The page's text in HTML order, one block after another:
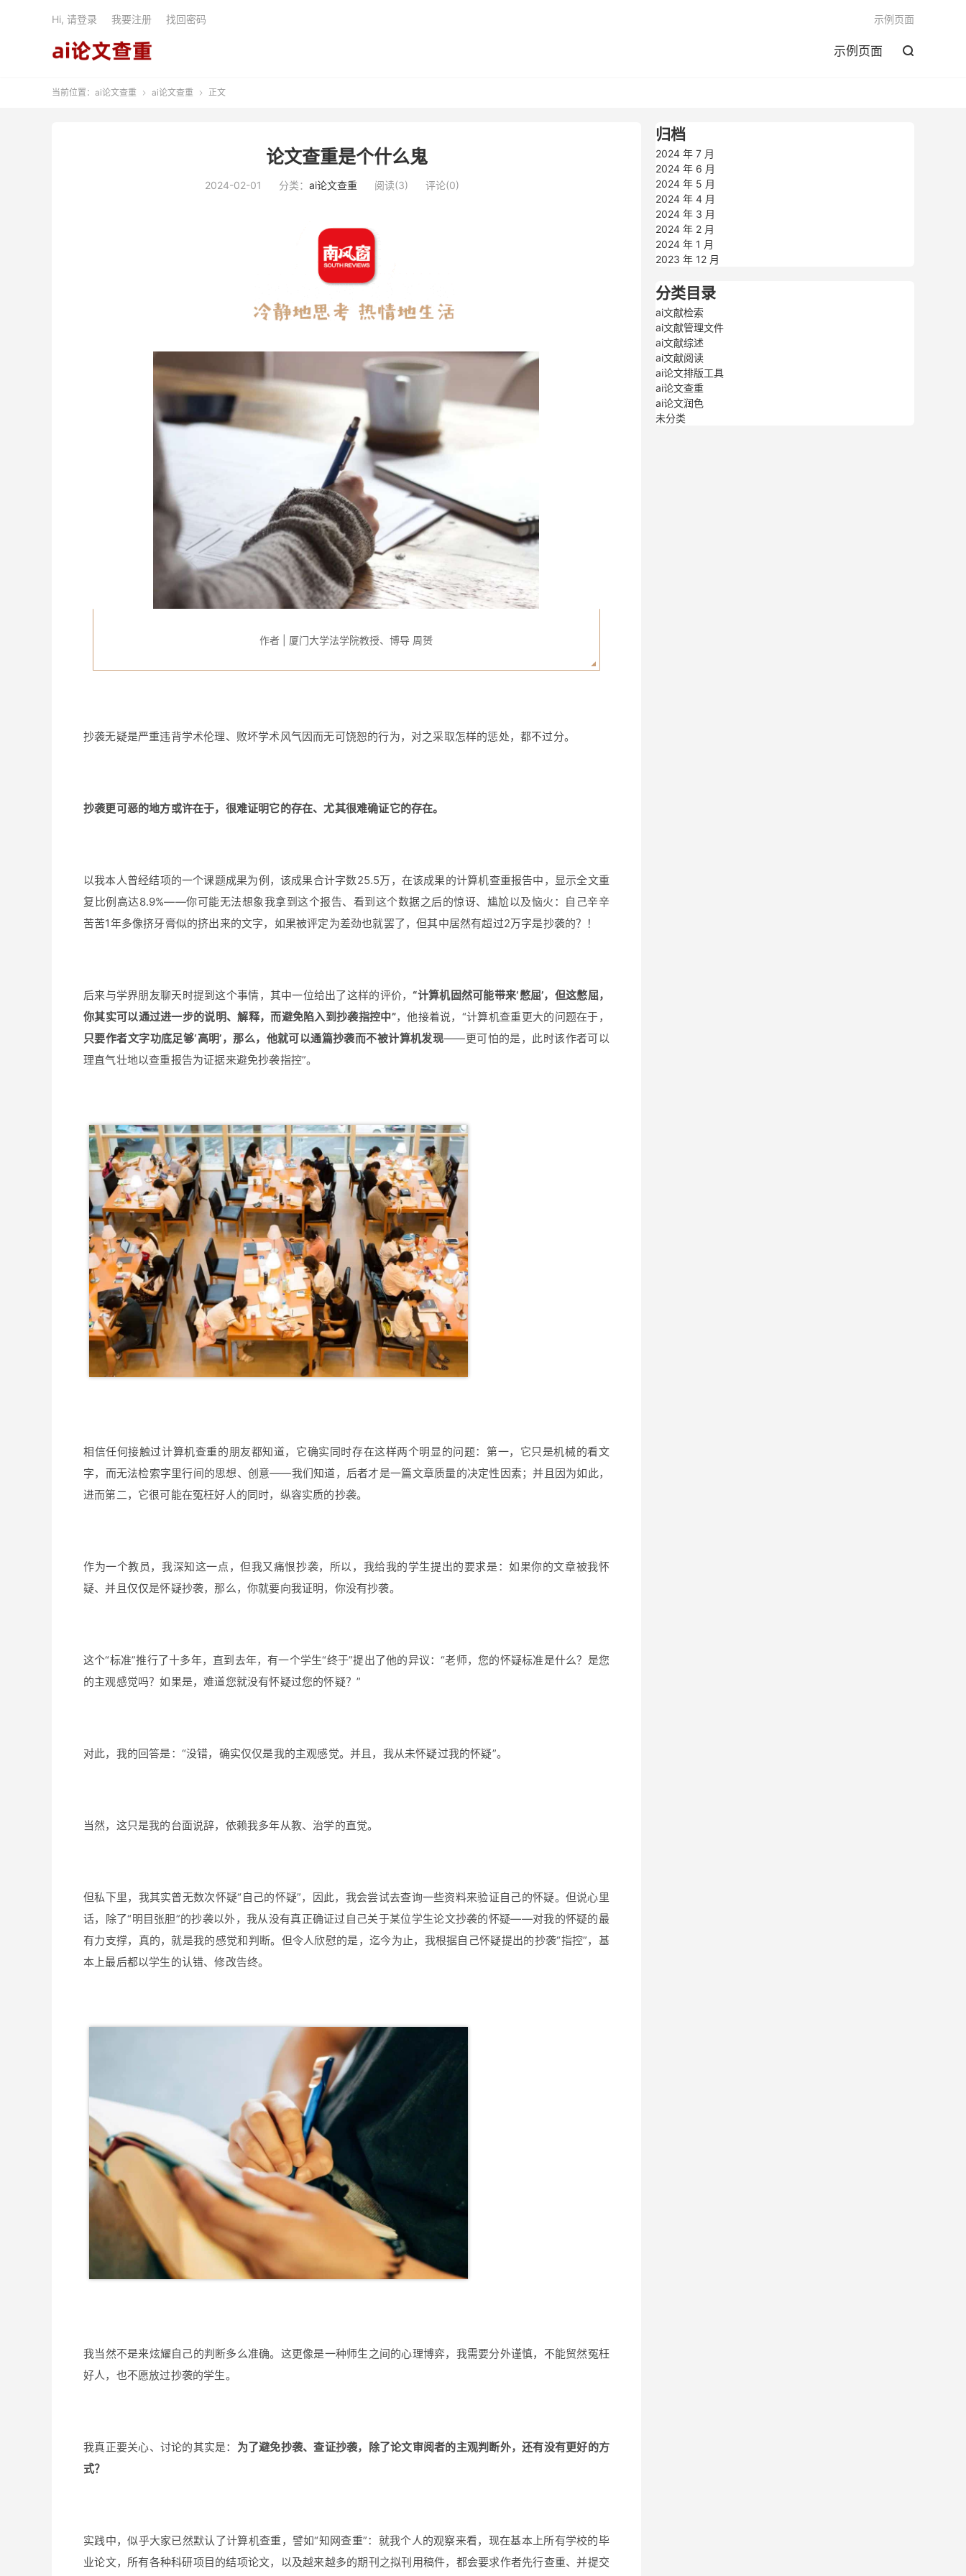
示例页面 
示例页面
Hi, 请登录 我要注册 找回密码
当前位置： ai论文查重  ai论文查重  正文
论文查重是个什么鬼
2024-02-01 分类： ai论文查重 阅读(3) 评论(0)
作者 | 厦门大学法学院教授、博导 周赟
抄袭无疑是严重违背学术伦理、败坏学术风气因而无可饶恕的行为，对之采取怎样的惩处，都不过分。
抄袭更可恶的地方或许在于，很难证明它的存在、尤其很难确证它的存在。
以我本人曾经结项的一个课题成果为例，该成果合计字数25.5万，在该成果的计算机查重报告中，显示全文重
复比例高达8.9%——你可能无法想象我拿到这个报告、看到这个数据之后的惊讶、尴尬以及恼火：自己辛辛
苦苦1年多像挤牙膏似的挤出来的文字，如果被评定为差劲也就罢了，但其中居然有超过2万字是抄袭的？！
后来与学界朋友聊天时提到这个事情，其中一位给出了这样的评价，“计算机固然可能带来‘憋屈’，但这憋屈，
你其实可以通过进一步的说明、解释，而避免陷入到抄袭指控中”，他接着说，“计算机查重更大的问题在于，
只要作者文字功底足够‘高明’，那么，他就可以通篇抄袭而不被计算机发现——更可怕的是，此时该作者可以
理直气壮地以查重报告为证据来避免抄袭指控”。
相信任何接触过计算机查重的朋友都知道，它确实同时存在这样两个明显的问题：第一，它只是机械的看文
字，而无法检索字里行间的思想、创意——我们知道，后者才是一篇文章质量的决定性因素；并且因为如此，
进而第二，它很可能在冤枉好人的同时，纵容实质的抄袭。
作为一个教员，我深知这一点，但我又痛恨抄袭，所以，我给我的学生提出的要求是：如果你的文章被我怀
疑、并且仅仅是怀疑抄袭，那么，你就要向我证明，你没有抄袭。
这个“标准”推行了十多年，直到去年，有一个学生“终于”提出了他的异议：“老师，您的怀疑标准是什么？是您
的主观感觉吗？如果是，难道您就没有怀疑过您的怀疑？”
对此，我的回答是：“没错，确实仅仅是我的主观感觉。并且，我从未怀疑过我的怀疑”。
当然，这只是我的台面说辞，依赖我多年从教、治学的直觉。
但私下里，我其实曾无数次怀疑“自己的怀疑”，因此，我会尝试去查询一些资料来验证自己的怀疑。但说心里
话，除了“明目张胆”的抄袭以外，我从没有真正确证过自己关于某位学生论文抄袭的怀疑——对我的怀疑的最
有力支撑，真的，就是我的感觉和判断。但令人欣慰的是，迄今为止，我根据自己怀疑提出的抄袭“指控”，基
本上最后都以学生的认错、修改告终。
我当然不是来炫耀自己的判断多么准确。这更像是一种师生之间的心理博弈，我需要分外谨慎，不能贸然冤枉
好人，也不愿放过抄袭的学生。
我真正要关心、讨论的其实是： 为了避免抄袭、查证抄袭，除了论文审阅者的主观判断外，还有没有更好的方
式？
实践中，似乎大家已然默认了计算机查重，譬如“知网查重”：就我个人的观察来看，现在基本上所有学校的毕
业论文，所有各种科研项目的结项论文，以及越来越多的期刊之拟刊用稿件，都会要求作者先行查重、并提交
归档
2024 年 7 月
2024 年 6 月
2024 年 5 月
2024 年 4 月
2024 年 3 月
2024 年 2 月
2024 年 1 月
2023 年 12 月
分类目录
ai文献检索
ai文献管理文件
ai文献综述
ai文献阅读
ai论文排版工具
ai论文查重
ai论文润色
未分类